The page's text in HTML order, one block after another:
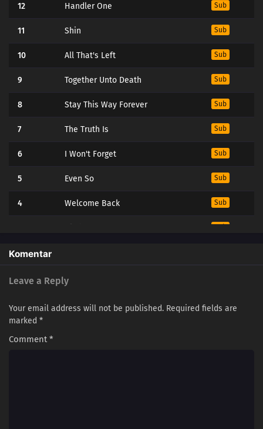
12 Handler One Sub
11 Shin Sub
10 All That's Left Sub
9 Together Unto Death Sub
8 Stay This Way Forever Sub
7 The Truth Is Sub
6 I Won't Forget Sub
5 Even So Sub
4 Welcome Back Sub
Sub
2
1 Welcome
Komentar
Leave a Reply
Your email address will not be published. Required fields are
marked *
Comment*